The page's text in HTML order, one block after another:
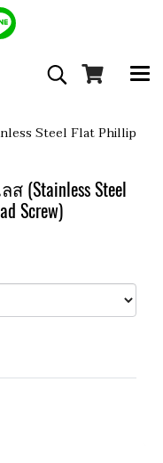
Steel Flat Phillip
(Stainless Steel
Screw)